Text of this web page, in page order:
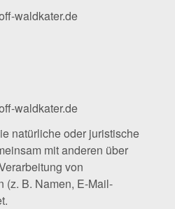
waldkater.de
waldkater.de
natürliche oder juristische
mit anderen über
von
(z. B. Namen, E-Mail-